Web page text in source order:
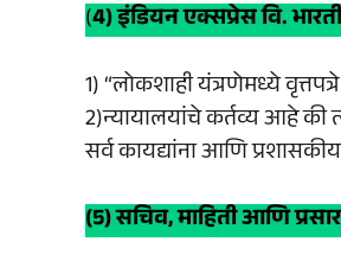
(4) इंडियन एक्सप्रेस वि.
1) “लोकशाही यंत्रणेमध्ये
2)न्यायालयांचे कर्तव्य आहे की
सर्व कायद्यांना आणि
(5) सचिव, माहिती आणि